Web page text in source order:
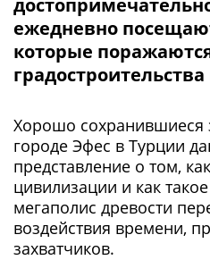
ежедневно
которые
Хорошо сохранившиеся
городе Эфес в Турции
представление о том,
цивилизации и как
мегаполис древости
воздействия времени,
захватчиков.